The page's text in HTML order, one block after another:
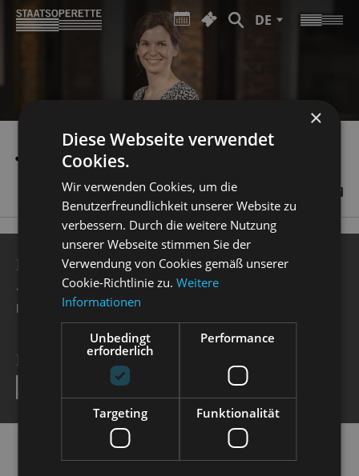
DE
JUDITH WIEMERS
BESUCHERSERVICE
+49 351 32042 222
karten@staatsoperette.de
NEWSLETTER
×
Diese Webseite verwendet
Cookies.
Wir verwenden Cookies, um die
Benutzerfreundlichkeit unserer Website zu
verbessern. Durch die weitere Nutzung
unserer Webseite stimmen Sie der
Verwendung von Cookies gemäß unserer
Cookie-Richtlinie zu.Weitere
Informationen
Unbedingt
erforderlich
Performance
Targeting Funktionalität